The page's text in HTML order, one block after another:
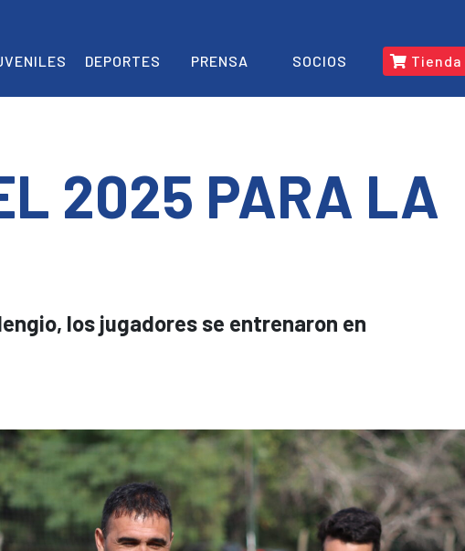
DEPORTES PRENSA SOCIOS
2025 PARA LA
los jugadores se entrenaron en